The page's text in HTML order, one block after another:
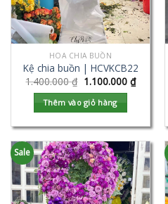
HOA CHIA BUỒN
Kệ chia buồn | HCVKCB22
1.400.000₫ 1.100.000 ₫
Thêm vào giỏ hàng
Sale